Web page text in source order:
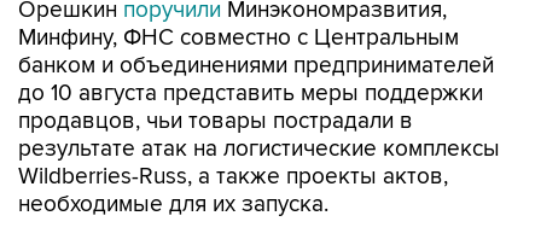
Орешкин поручили Минэкономразвития,
Минфину, ФНС совместно с Центральным
банком и объединениями предпринимателей
до 10 августа представить меры поддержки
продавцов, чьи товары пострадали в
результате атак на логистические комплексы
Wildberries-Russ, а также проекты актов,
необходимые для их запуска.